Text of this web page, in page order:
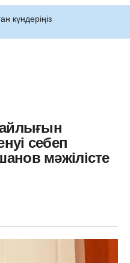
күндеріңіз
себеп
мәжілісте